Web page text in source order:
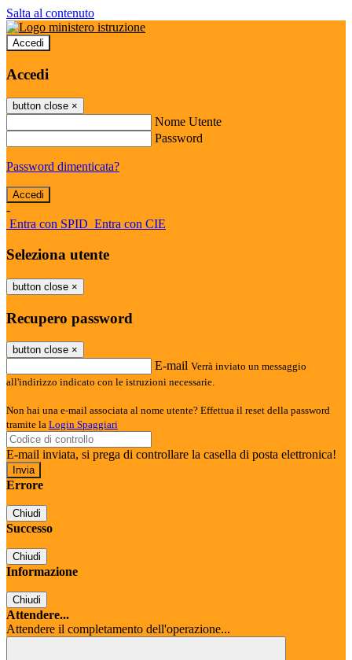
Salta al contenuto
Accedi
Accedi
button close ×
Nome Utente
Password
Password dimenticata?
-
Entra con SPID Entra con CIE
Seleziona utente
button close ×
Recupero password
button close ×
E-mail Verrà inviato un messaggio
all'indirizzo indicato con le istruzioni necessarie.
Non hai una e-mail associata al nome utente? Effettua il reset della password
tramite la Login Spaggiari
E-mail inviata, si prega di controllare la casella di posta elettronica!
Errore
Chiudi
Successo
Chiudi
Informazione
Chiudi
Attendere...
Attendere il completamento dell'operazione...